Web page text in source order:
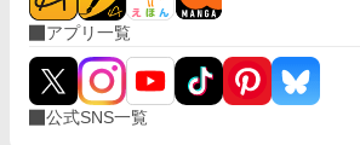
アプリ一覧
公式SNS一覧